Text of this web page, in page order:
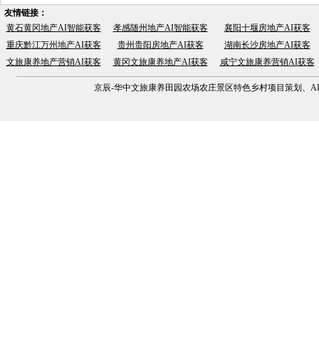
友情链接：
黄石黄冈地产AI智能获客
孝感随州地产AI智能获客
襄阳十堰房地产AI获客
重庆黔江万州地产AI获客
贵州贵阳房地产AI获客
湖南长沙房地产AI获客
文旅康养地产营销AI获客
黄冈文旅康养地产AI获客 咸宁文旅康养营销AI获客
京辰-华中文旅康养田园农场农庄景区特色乡村项目策划、